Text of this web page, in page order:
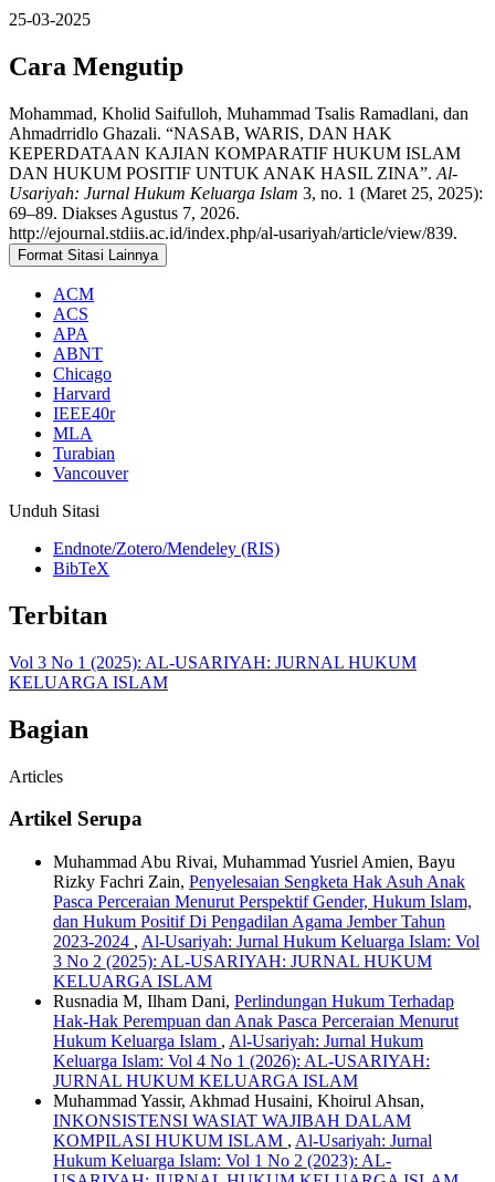
25-03-2025
Cara Mengutip
Mohammad, Kholid Saifulloh, Muhammad Tsalis Ramadlani, dan
Ahmadrridlo Ghazali. “NASAB, WARIS, DAN HAK
KEPERDATAAN KAJIAN KOMPARATIF HUKUM ISLAM
DAN HUKUM POSITIF UNTUK ANAK HASIL ZINA”. Al-
Usariyah: Jurnal Hukum Keluarga Islam 3, no. 1 (Maret 25, 2025):
69–89. Diakses Agustus 7, 2026.
http://ejournal.stdiis.ac.id/index.php/al-usariyah/article/view/839.
Format Sitasi Lainnya
ACM
ACS
APA
ABNT
Chicago
Harvard
IEEE40r
MLA
Turabian
Vancouver
Unduh Sitasi
Endnote/Zotero/Mendeley (RIS)
BibTeX
Terbitan
Vol 3 No 1 (2025): AL-USARIYAH: JURNAL HUKUM
KELUARGA ISLAM
Bagian
Articles
Artikel Serupa
Muhammad Abu Rivai, Muhammad Yusriel Amien, Bayu
Rizky Fachri Zain, Penyelesaian Sengketa Hak Asuh Anak
Pasca Perceraian Menurut Perspektif Gender, Hukum Islam,
dan Hukum Positif Di Pengadilan Agama Jember Tahun
2023-2024 , Al-Usariyah: Jurnal Hukum Keluarga Islam: Vol
3 No 2 (2025): AL-USARIYAH: JURNAL HUKUM
KELUARGA ISLAM
Rusnadia M, Ilham Dani, Perlindungan Hukum Terhadap
Hak-Hak Perempuan dan Anak Pasca Perceraian Menurut
Hukum Keluarga Islam , Al-Usariyah: Jurnal Hukum
Keluarga Islam: Vol 4 No 1 (2026): AL-USARIYAH:
JURNAL HUKUM KELUARGA ISLAM
Muhammad Yassir, Akhmad Husaini, Khoirul Ahsan,
INKONSISTENSI WASIAT WAJIBAH DALAM
KOMPILASI HUKUM ISLAM , Al-Usariyah: Jurnal
Hukum Keluarga Islam: Vol 1 No 2 (2023): AL-